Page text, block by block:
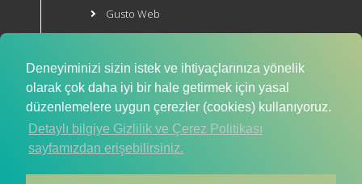
Gusto Web
Mobil Uygulama
Deneyiminizi sizin istek ve ihtiyaçlarınıza yönelik
olarak çok daha iyi bir hale getirmek için yasal
düzenlemelere uygun çerezler (cookies) kullanıyoruz.
Detaylı bilgiye Gizlilik ve Çerez Politikası
sayfamızdan erişebilirsiniz.